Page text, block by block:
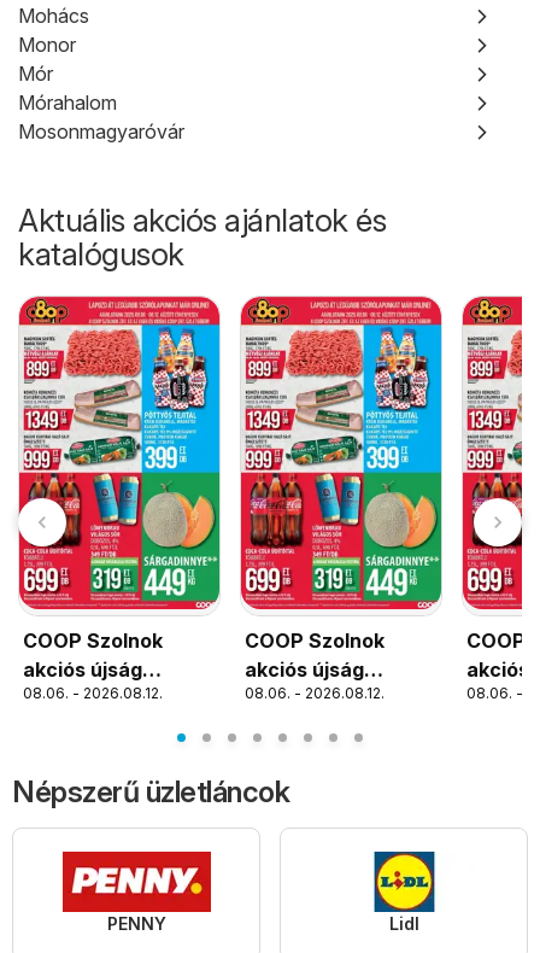
Mohács
Monor
Mór
Mórahalom
Mosonmagyaróvár
Aktuális akciós ajánlatok és
katalógusok
COOP Szolnok
akciós újság
Szolnok
08.06. - 2026.08.12.
COOP Szolnok
akciós újság
Debrecen
08.06. - 2026.08.12.
COOP
akciós
08.06. -
Népszerű üzletláncok
PENNY Lidl